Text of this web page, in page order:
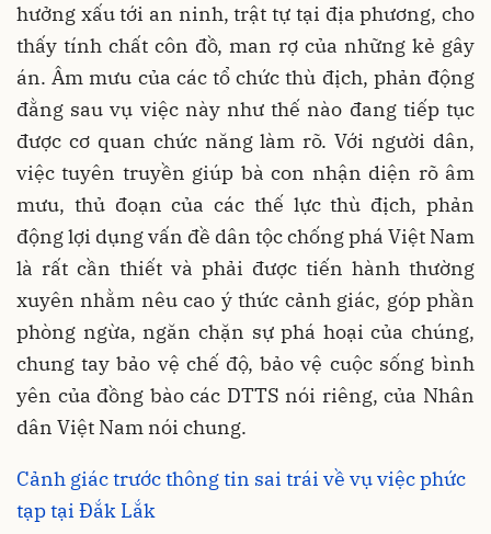
hưởng xấu tới an ninh, trật tự tại địa phương, cho
thấy tính chất côn đồ, man rợ của những kẻ gây
án. Âm mưu của các tổ chức thù địch, phản động
đằng sau vụ việc này như thế nào đang tiếp tục
được cơ quan chức năng làm rõ. Với người dân,
việc tuyên truyền giúp bà con nhận diện rõ âm
mưu, thủ đoạn của các thế lực thù địch, phản
động lợi dụng vấn đề dân tộc chống phá Việt Nam
là rất cần thiết và phải được tiến hành thường
xuyên nhằm nêu cao ý thức cảnh giác, góp phần
phòng ngừa, ngăn chặn sự phá hoại của chúng,
chung tay bảo vệ chế độ, bảo vệ cuộc sống bình
yên của đồng bào các DTTS nói riêng, của Nhân
dân Việt Nam nói chung.
Cảnh giác trước thông tin sai trái về vụ việc phức
tạp tại Đắk Lắk